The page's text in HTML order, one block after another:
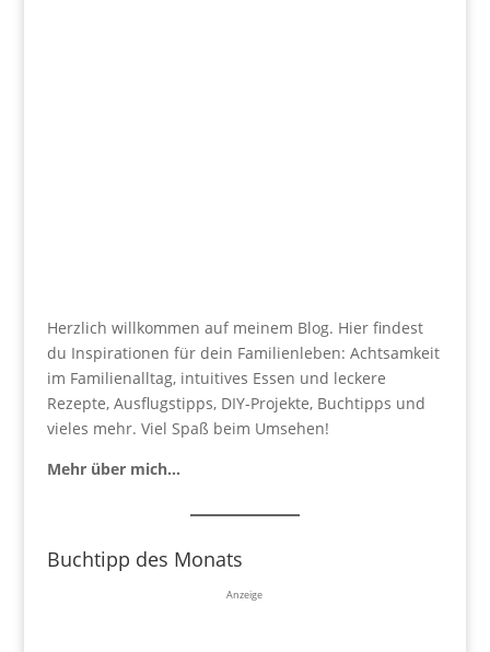
Herzlich willkommen auf meinem Blog. Hier findest
du Inspirationen für dein Familienleben: Achtsamkeit
im Familienalltag, intuitives Essen und leckere
Rezepte, Ausflugstipps, DIY-Projekte, Buchtipps und
vieles mehr. Viel Spaß beim Umsehen!
Mehr über mich…
Buchtipp des Monats
Anzeige